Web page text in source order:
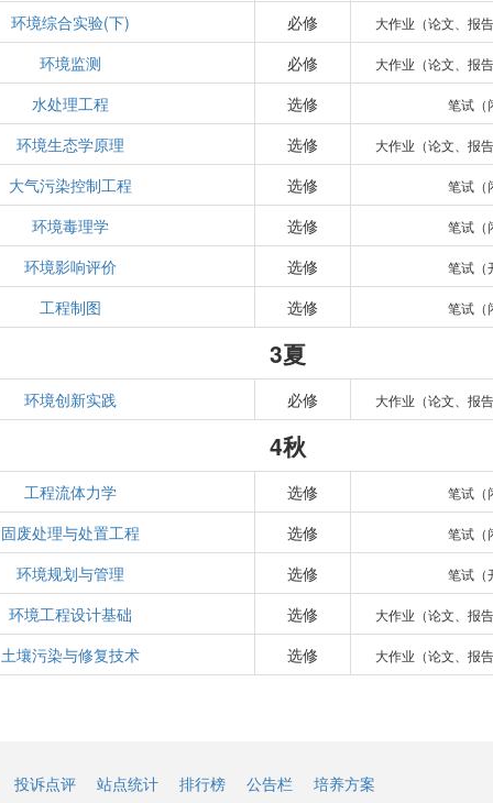
环境综合实验(下) 必修 大作业（论文、报
环境监测 必修 大作业（论文、报
水处理工程 选修 笔试（
环境生态学原理 选修 大作业（论文、报
大气污染控制工程 选修 笔试（
环境毒理学 选修 笔试（
环境影响评价 选修 笔试（
工程制图 选修 笔试（
3夏
环境创新实践 必修 大作业（论文、报
4秋
工程流体力学 选修 笔试（
固废处理与处置工程 选修 笔试（
环境规划与管理 选修 笔试（
环境工程设计基础 选修 大作业（论文、报
土壤污染与修复技术 选修 大作业（论文、报
投诉点评 站点统计 排行榜 公告栏 培养方案